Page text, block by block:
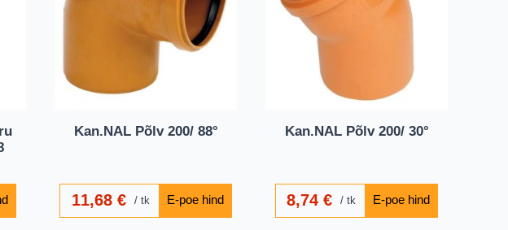
Kan.NAL Põlv 200/ 88°
11,68 € tk
Kan.NAL Põlv 200/ 30°
8,74€ tk